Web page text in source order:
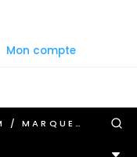
Mon compte